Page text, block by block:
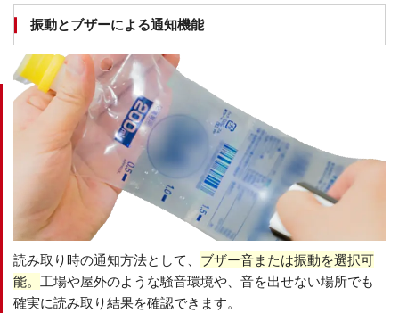
振動とブザーによる通知機能
読み取り時の通知方法として、 ブザー音または振動を選択可
能。 工場や屋外のような騒音環境や、音を出せない場所でも
確実に読み取り結果を確認できます。